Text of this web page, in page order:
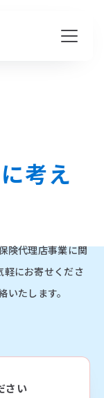
考え
険代理店事業に関
軽にお寄せくださ
たします。
さい